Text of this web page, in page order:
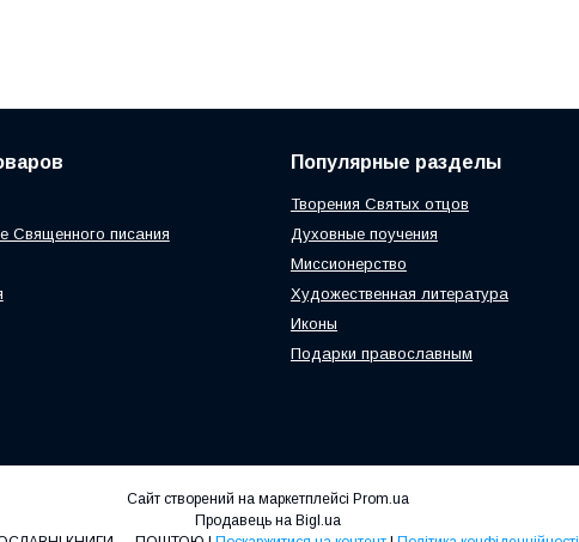
Священного писания
Популярные разделы
Творения Святых отцов
Духовные поучения
Миссионерство
Художественная литература
Иконы
Подарки православным
Сайт створений на маркетплейсі Prom.ua
Продавець на Bigl.ua